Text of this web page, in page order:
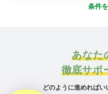
条件
あなた
徹底サポ
どのように進めれば